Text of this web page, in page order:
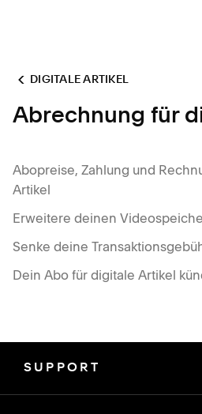
DIGITALE ARTIKEL
Abrechnung für
Abopreise, Zahlung und
Artikel
Erweitere deinen
Senke deine
Dein Abo für digitale Artikel
SUPPORT